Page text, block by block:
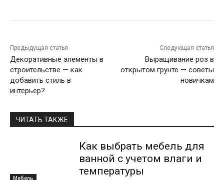
Предыдущая статья
Декоративные элементы в
строительстве — как
добавить стиль в
интерьер?
Следующая статья
Выращивание роз в
открытом грунте — советы
новичкам
ЧИТАТЬ ТАКЖЕ
Мебель
Как выбрать мебель для
ванной с учетом влаги и
температуры